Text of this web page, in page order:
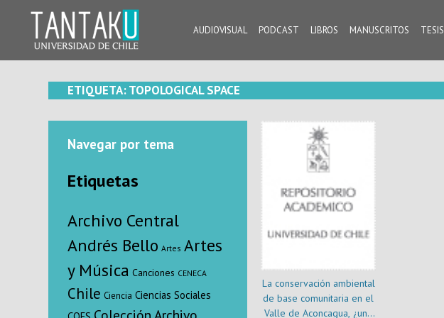
content
AUDIOVISUAL PODCAST LIBROS MANUSCRITOS TESIS
ETIQUETA:TOPOLOGICAL SPACE
Navegar por tema
Etiquetas
Archivo Central
Andrés Bello Artes Artes
y Música Canciones CENECA
Chile Ciencia Ciencias Sociales
La conservación ambiental
de base comunitaria en el
Valle de Aconcagua, ¿una